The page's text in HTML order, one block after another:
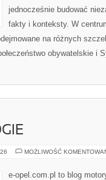
jednocześnie budować
fakty i konteksty. W
na różnych
obywatelskie i
MOŻLIWOŚĆ
e-opel.com.pl to blog